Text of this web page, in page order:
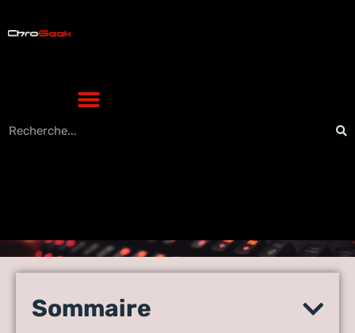
de l’iPhone verrouillé par le
Sommaire